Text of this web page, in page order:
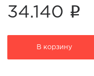
34.140 i
В корзину